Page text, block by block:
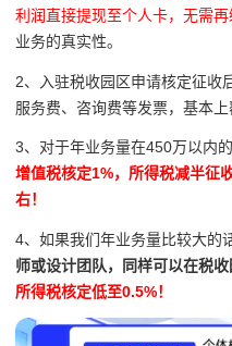
利润直接提现至个人卡，无需再
业务的真实性。
2、入驻税收园区申请核定征收
服务费、咨询费等发票，基本
3、对于年业务量在450万以内
增值税核定1%，所得税减半征
右！
4、如果我们年业务量比较大的
师或设计团队，同样可以在税收
所得税核定低至0.5%！